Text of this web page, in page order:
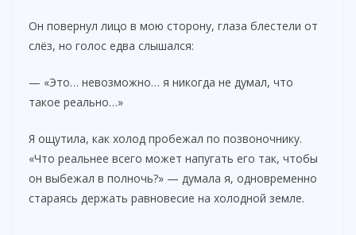
Он повернул лицо в мою сторону, глаза блестели от
слёз, но голос едва слышался:
— «Это… невозможно… я никогда не думал, что
такое реально…»
Я ощутила, как холод пробежал по позвоночнику.
«Что реальнее всего может напугать его так, чтобы
он выбежал в полночь?» — думала я, одновременно
стараясь держать равновесие на холодной земле.